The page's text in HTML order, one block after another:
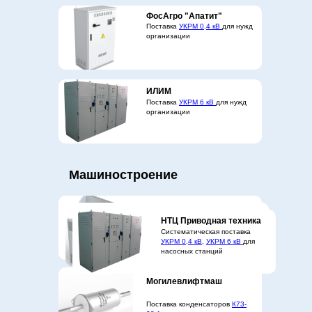
ИЛИМ
Поставка УКРМ 6 кВ для нужд
организации
ФосАгро "Апатит"
Поставка УКРМ 0,4 кВ для нужд
организации
Могилевлифтмаш
Поставка конденсаторов К73-
Машиностроение
Поставка тиристорныхУКРМ
для нужд организации
Электромеханический
Завод
ПоставкаУКРМ 0,4 кВ для
нужд организации
ПоставкаУКРМ 6 кВдля нужд
организации
НТЦ Приводная техника
Систематическая поставка
УКРМ 0,4 кВ
УКРМ 6 кВ для
насосных станций